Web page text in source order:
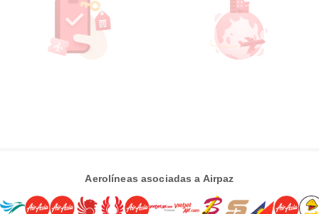
Aerolíneas asociadas a Airpaz